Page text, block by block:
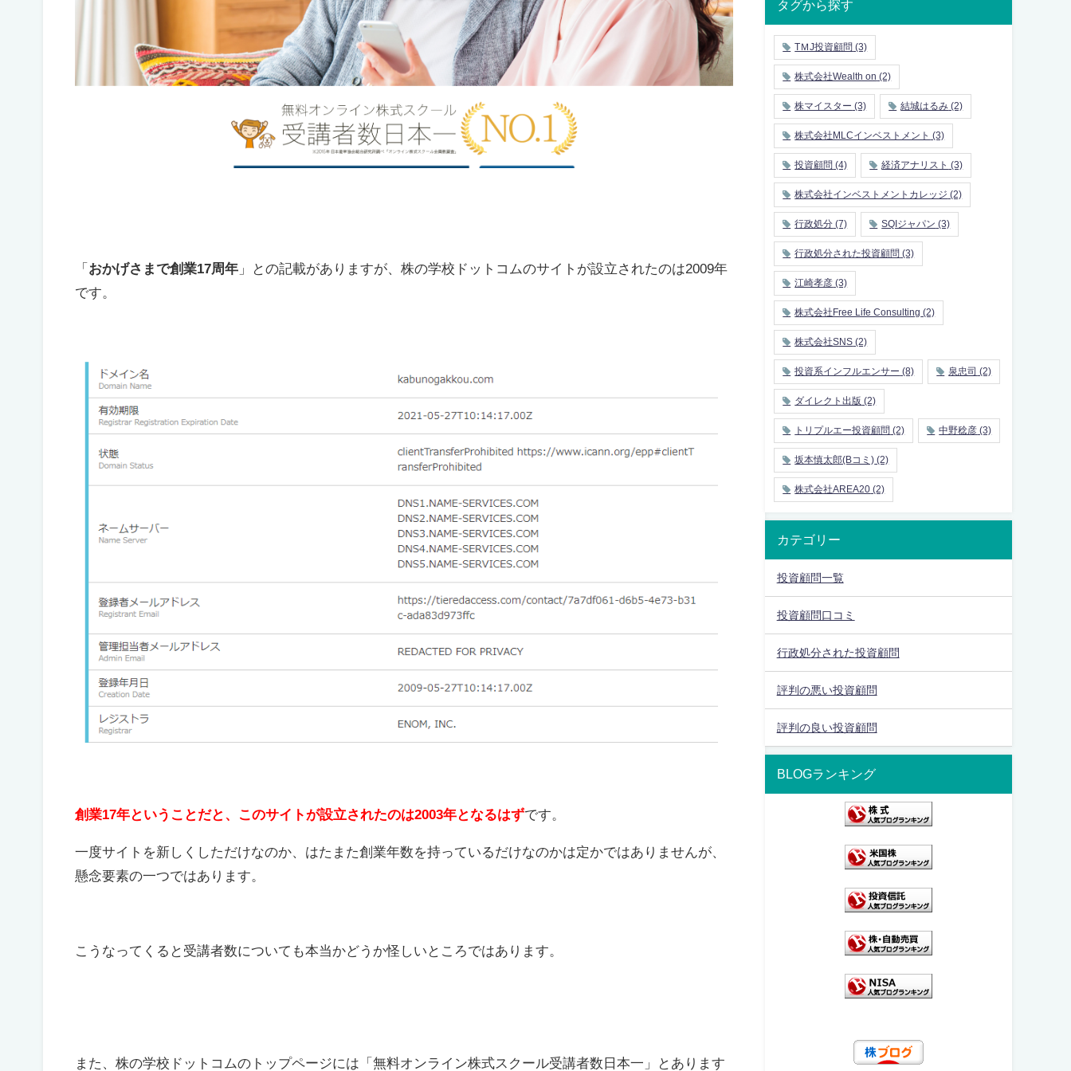
「 おかげさまで創業17周年」との記載がありますが、株の学校ドットコムのサイトが設立されたのは2009年
です。
創業17年ということだと、このサイトが設立されたのは2003年となるはずです。
一度サイトを新しくしただけなのか、はたまた創業年数を持っているだけなのかは定かではありませんが、
懸念要素の一つではあります。
こうなってくると受講者数についても本当かどうか怪しいところではあります。
また、株の学校ドットコムのトップページには「無料オンライン株式スクール受講者数日本一」とあります
タグから探す
TＭJ投資顧問 (3)
株式会社Wealth on (2)
株マイスター (3) 結城はるみ (2)
株式会社MLCインベストメント (3)
投資顧問 (4) 経済アナリスト (3)
株式会社インベストメントカレッジ (2)
行政処分 (7) SQIジャパン (3)
行政処分された投資顧問 (3)
江崎孝彦 (3)
株式会社Free Life Consulting (2)
株式会社SNS (2)
投資系インフルエンサー (8) 泉忠司 (2)
ダイレクト出版 (2)
トリプルエー投資顧問 (2) 中野稔彦 (3)
坂本慎太郎(Bコミ) (2)
株式会社AREA20 (2)
カテゴリー
投資顧問一覧
投資顧問口コミ
行政処分された投資顧問
評判の悪い投資顧問
評判の良い投資顧問
BLOGランキング